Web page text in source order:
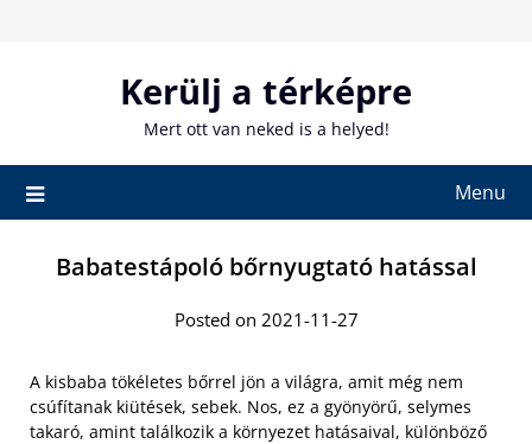
Kerülj a térképre
Mert ott van neked is a helyed!
Menu
Babatestápoló bőrnyugtató hatással
Posted on 2021-11-27
A kisbaba tökéletes bőrrel jön a világra, amit még nem
csúfítanak kiütések, sebek. Nos, ez a gyönyörű, selymes
takaró, amint találkozik a környezet hatásaival, különböző